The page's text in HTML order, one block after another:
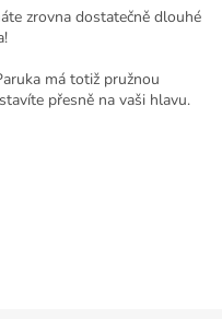
zrovna dostatečně dlouhé
má totiž pružnou
přesně na vaši hlavu.